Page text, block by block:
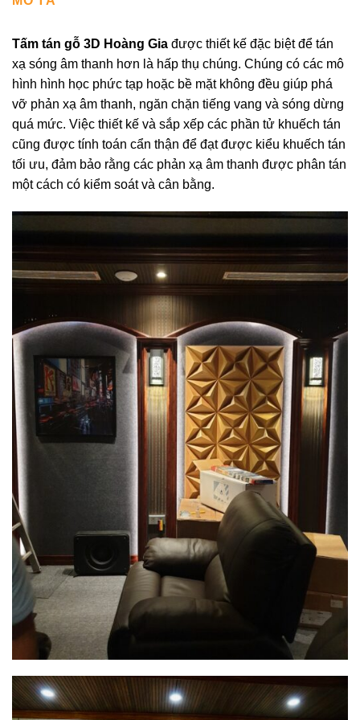
Tấm tán gỗ 3D Hoàng Gia được thiết kế đặc biệt để tán
xạ sóng âm thanh hơn là hấp thụ chúng. Chúng có các mô
hình hình học phức tạp hoặc bề mặt không đều giúp phá
vỡ phản xạ âm thanh, ngăn chặn tiếng vang và sóng dừng
quá mức. Việc thiết kế và sắp xếp các phần tử khuếch tán
cũng được tính toán cẩn thận để đạt được kiểu khuếch tán
tối ưu, đảm bảo rằng các phản xạ âm thanh được phân tán
một cách có kiểm soát và cân bằng.